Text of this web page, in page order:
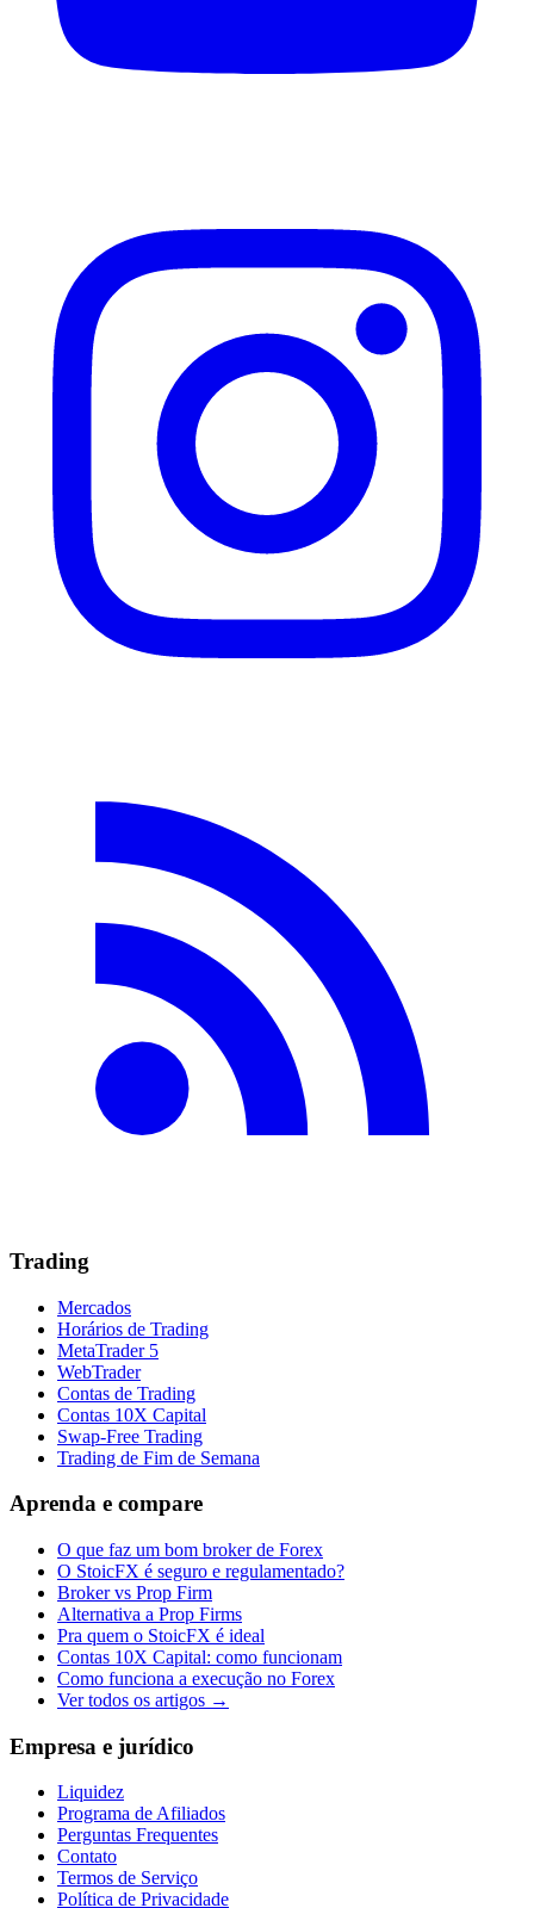
Trading
Mercados
Horários de Trading
MetaTrader 5
WebTrader
Contas de Trading
Contas 10X Capital
Swap-Free Trading
Trading de Fim de Semana
Aprenda e compare
O que faz um bom broker de Forex
O StoicFX é seguro e regulamentado?
Broker vs Prop Firm
Alternativa a Prop Firms
Pra quem o StoicFX é ideal
Contas 10X Capital: como funcionam
Como funciona a execução no Forex
Ver todos os artigos →
Empresa e jurídico
Liquidez
Programa de Afiliados
Perguntas Frequentes
Contato
Termos de Serviço
Política de Privacidade